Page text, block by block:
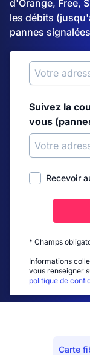
d'Orange, Free,
les débits
pannes
Suivez la
vous
Recevoir
* Champs
Informations
vous renseigner
politique de
Carte